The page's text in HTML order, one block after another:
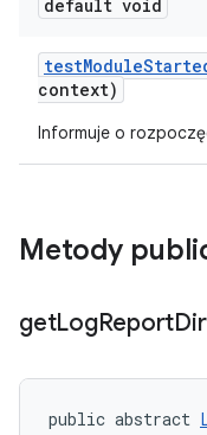
default void
testModule
context)
Informuje o
Metody
getLogReportDir
public abstract